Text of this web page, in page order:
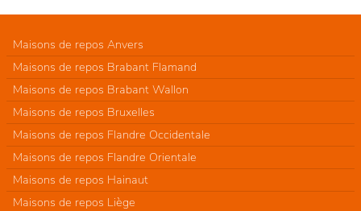
Maisons de repos Anvers
Maisons de repos Brabant Flamand
Maisons de repos Brabant Wallon
Maisons de repos Bruxelles
Maisons de repos Flandre Occidentale
Maisons de repos Flandre Orientale
Maisons de repos Hainaut
Maisons de repos Liège